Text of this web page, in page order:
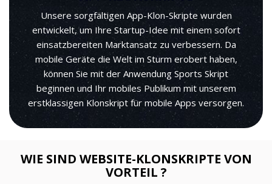
Unsere sorgfältigen App-Klon-Skripte wurden
entwickelt, um Ihre Startup-Idee mit einem sofort
einsatzbereiten Marktansatz zu verbessern. Da
mobile Geräte die Welt im Sturm erobert haben,
können Sie mit der Anwendung Sports Skript
beginnen und Ihr mobiles Publikum mit unserem
erstklassigen Klonskript für mobile Apps versorgen.
WIE SIND WEBSITE-KLONSKRIPTE VON
VORTEIL ?